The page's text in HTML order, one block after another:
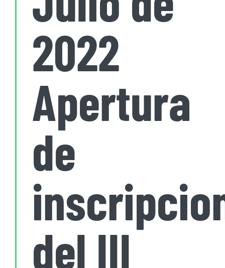
2022
Apertura
de
del III